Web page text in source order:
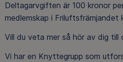
Deltagarvgiften är 100 kronor
medlemskap i Friluftsfrämjandet
Vill du veta mer så hör av dig till
Vi har en Knyttegrupp som